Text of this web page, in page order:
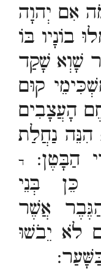
אִם יְהוָה
בוֹנָיו בּוֹ
שָׁוְא שָׁקַד
קוּם
הָעֲצָבִים
הִנֵּה נַחֲלַת
הַבָּטֶן:
ד
כֵּן בְּנֵי
אֲשֶׁר
לֹא יֵבֹשׁוּ